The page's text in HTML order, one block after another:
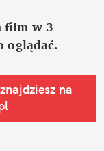
film w 3
oglądać.
na